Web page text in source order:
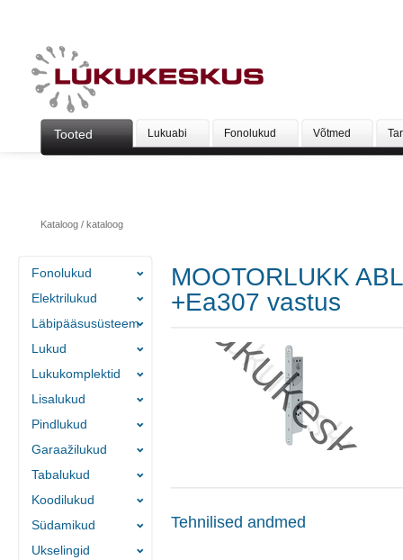
Tooted Lukuabi Fonolukud Võtmed
Kataloog/ kataloog
MOOTORLUKK
+Ea307 vastus
Tehnilised andmed
Fonolukud
Elektrilukud
Läbipääsusüsteem
Lukud
Lukukomplektid
Lisalukud
Pindlukud
Garaažilukud
Tabalukud
Koodilukud
Südamikud
Ukselingid